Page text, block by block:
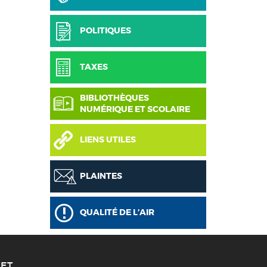
POLITIQUES
TAXES
BIBLIOTHÈQUES
NUMÉRIQUE ET SCOLAIRE
LIENS UTILES
PLAINTES
QUALITÉ DE L’AIR